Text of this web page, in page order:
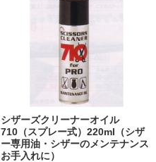
シザーズクリーナーオイル
710（スプレー式）220ml（シザ
ー専用油・シザーのメンテナンス
お手入れに）